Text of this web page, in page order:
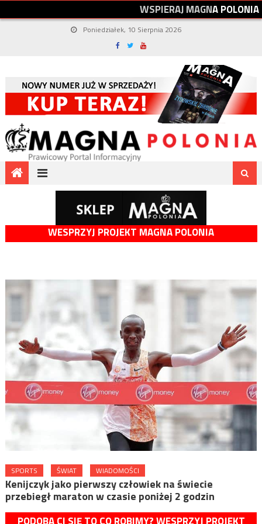
WSPIERAJMAGNAPOLONIA
Poniedziałek, 10 Sierpnia 2026
WESPRZYJ PROJEKT MAGNA POLONIA
SPORTS ŚWIAT WIADOMOŚCI
Kenijczyk jako pierwszy człowiek na świecie
przebiegł maraton w czasie poniżej 2 godzin